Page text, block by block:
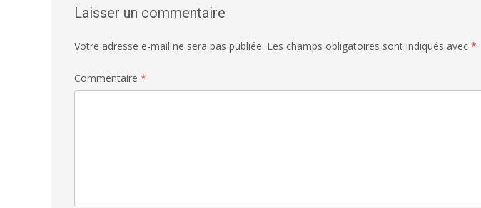
Laisser un commentaire
Votre adresse e-mail ne sera pas publiée. Les champs obligatoires sont indiqués avec *
Commentaire *